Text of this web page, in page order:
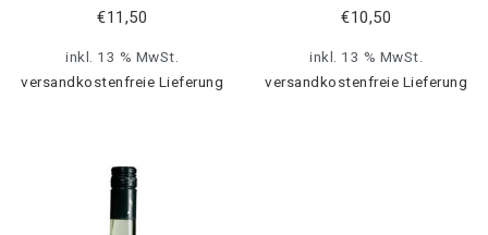
€11,50
inkl. 13 % MwSt.
versandkostenfreie Lieferung
€10,50
inkl. 13 % MwSt.
versandkostenfreie Lieferung